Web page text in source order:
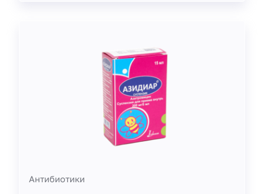
Антибиотики